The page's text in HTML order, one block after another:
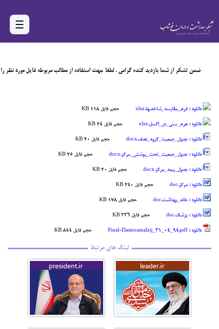
ضمن تشکر از شما بازدید کننده گرامی . لطفا جهت استفاده از مطالب مربوطه فایل مورد نظر را
دانلود : فرم_مقایسه_شاخصها.xlsx حجم فایل 118 KB
دانلود : هرم_سنی_در_اکسل.xlsx حجم فایل 24 KB
دانلود : جدول_جمعیت_گروه_هدف.docx حجم فایل 20 KB
دانلود : جدول_جمعیت_تحت_پوشش_مرکز.docx حجم فایل 25 KB
دانلود : جدول_بیمه_مرکز.docx حجم فایل 20 KB
دانلود : مركز.doc حجم فایل 240 KB
دانلود : خانه_بهداشت.doc حجم فایل 178 KB
دانلود : پزشك.doc حجم فایل 336 KB
دانلود : Final-Dastoramalzij_31_04_94.pdf حجم فایل 844 KB
لینک های مرتبط